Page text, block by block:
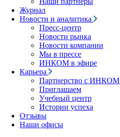
Журнал
Новости и аналитика
Пресс-центр
Новости рынка
Новости компании
Мы в прессе
ИНКОМ в эфире
Карьера
Партнерство с ИНКОМ
Приглашаем
Учебный центр
Истории успеха
Отзывы
Наши офисы